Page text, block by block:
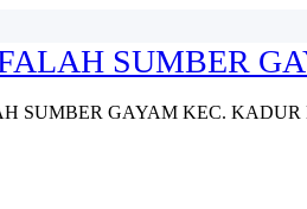
SUMBER
SUMBER GAYAM KEC.